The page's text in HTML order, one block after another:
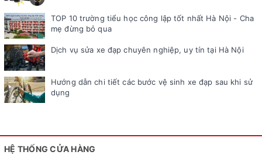
TOP 10 trường tiểu học công lập tốt nhất Hà Nội - Cha
mẹ đừng bỏ qua
Dịch vụ sửa xe đạp chuyên nghiệp, uy tín tại Hà Nội
Hướng dẫn chi tiết các bước vệ sinh xe đạp sau khi sử
dụng
HỆ THỐNG CỬA HÀNG